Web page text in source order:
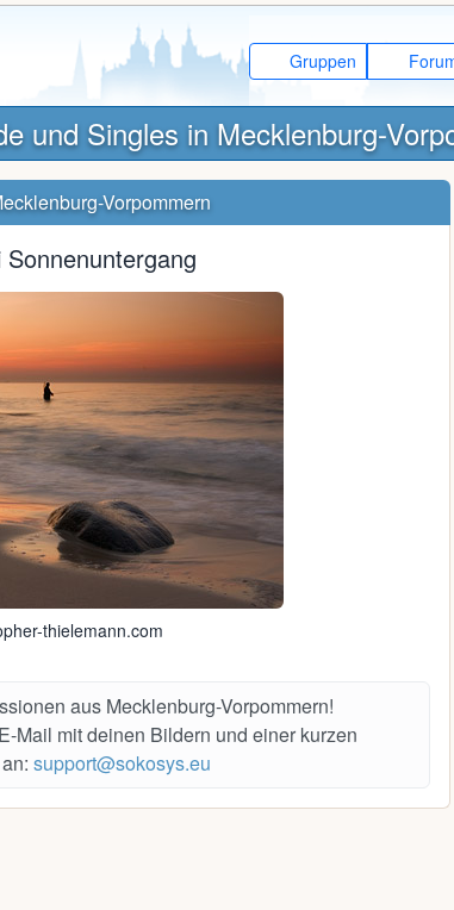
Gruppen
und Singles in Mecklenburg-
Vorpommern
thielemann.com
aus Mecklenburg-Vorpommern!
Mail mit deinen Bildern und einer kurzen
support@sokosys.eu
XXsüßemausXx
35, Schwerin